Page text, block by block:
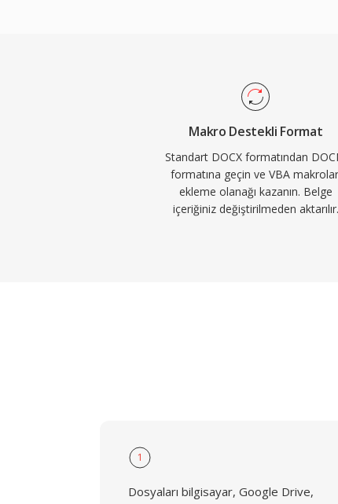
Makro Destekli Format
Standart DOCX formatından
formatına geçin ve VBA
ekleme olanağı kazanın. Belge
içeriğiniz değiştirilmeden aktarılır.
1
Dosyaları bilgisayar, Google Drive,